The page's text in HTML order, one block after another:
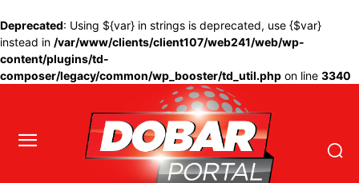
Deprecated: Using ${var} in strings is deprecated, use {$var}
instead in /var/www/clients/client107/web241/web/wp-
content/plugins/td-
composer/legacy/common/wp_booster/td_util.php on line 3340